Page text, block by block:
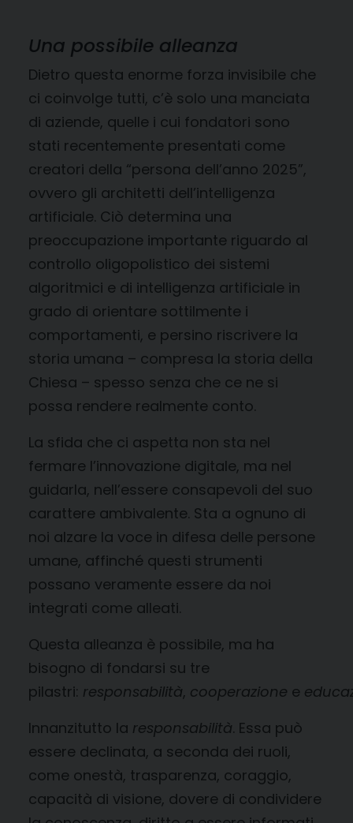
Una possibile alleanza
Dietro questa enorme forza invisibile che
ci coinvolge tutti, c’è solo una manciata
di aziende, quelle i cui fondatori sono
stati recentemente presentati come
creatori della “persona dell’anno 2025”,
ovvero gli architetti dell’intelligenza
artificiale. Ciò determina una
preoccupazione importante riguardo al
controllo oligopolistico dei sistemi
algoritmici e di intelligenza artificiale in
grado di orientare sottilmente i
comportamenti, e persino riscrivere la
storia umana – compresa la storia della
Chiesa – spesso senza che ce ne si
possa rendere realmente conto.
La sfida che ci aspetta non sta nel
fermare l’innovazione digitale, ma nel
guidarla, nell’essere consapevoli del suo
carattere ambivalente. Sta a ognuno di
noi alzare la voce in difesa delle persone
umane, affinché questi strumenti
possano veramente essere da noi
integrati come alleati.
Questa alleanza è possibile, ma ha
bisogno di fondarsi su tre
pilastri: responsabilità, cooperazione e
Innanzitutto la responsabilità. Essa può
essere declinata, a seconda dei ruoli,
come onestà, trasparenza, coraggio,
capacità di visione, dovere di condividere